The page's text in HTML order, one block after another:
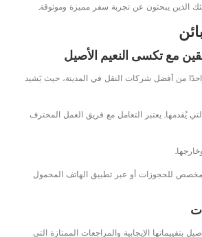
الذين يبحثون عن تجربة سفر مميزة وموثوقة.
مع تكسى النعيم الأصيل
من أفضل شركات النقل في المدينة، حيث يَشيد
يُقدمها. يعتبر التعامل مع فريق العمل المحترف
للحجوزات أو عبر تطبيق الهاتف المحمول
بتقييماتها الإيجابية والمراجعات الممتازة التي